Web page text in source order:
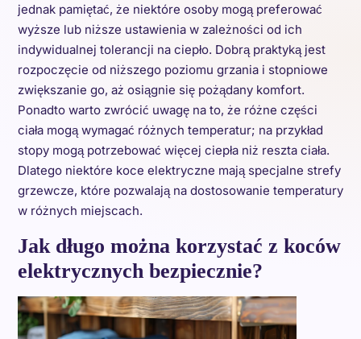
jednak pamiętać, że niektóre osoby mogą preferować
wyższe lub niższe ustawienia w zależności od ich
indywidualnej tolerancji na ciepło. Dobrą praktyką jest
rozpoczęcie od niższego poziomu grzania i stopniowe
zwiększanie go, aż osiągnie się pożądany komfort.
Ponadto warto zwrócić uwagę na to, że różne części
ciała mogą wymagać różnych temperatur; na przykład
stopy mogą potrzebować więcej ciepła niż reszta ciała.
Dlatego niektóre koce elektryczne mają specjalne strefy
grzewcze, które pozwalają na dostosowanie temperatury
w różnych miejscach.
Jak długo można korzystać z koców
elektrycznych bezpiecznie?